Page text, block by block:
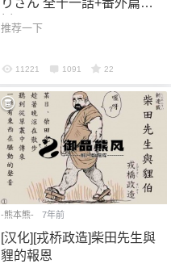
りさん 全十一話+番外篇三
話
推荐一下
11221 1091 22
-熊本熊- 7年前
[汉化][戎桥政造]柴田先生與
貍的報恩